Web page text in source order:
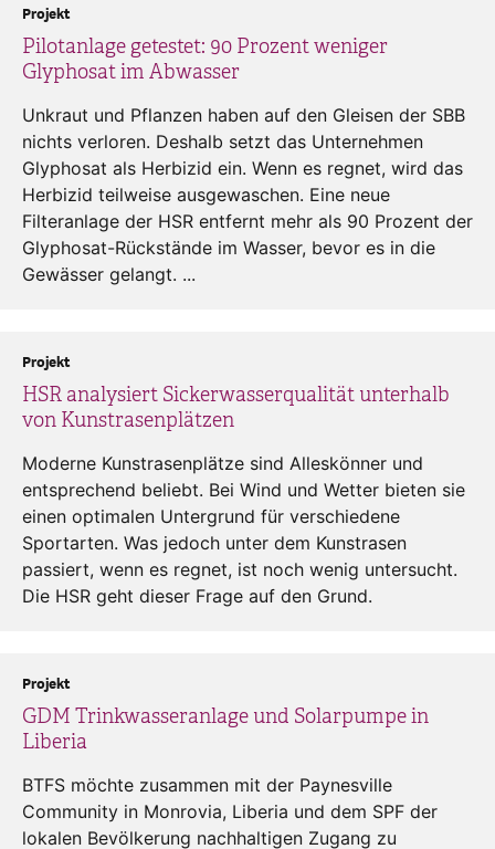
Pilotanlage getestet: 90 Prozent weniger
Glyphosat im Abwasser
Projekt
Unkraut und Pflanzen haben auf den Gleisen der SBB
nichts verloren. Deshalb setzt das Unternehmen
Glyphosat als Herbizid ein. Wenn es regnet, wird das
Herbizid teilweise ausgewaschen. Eine neue
Filteranlage der HSR entfernt mehr als 90 Prozent der
Glyphosat-Rückstände im Wasser, bevor es in die
Gewässer gelangt. ...
HSR analysiert Sickerwasserqualität unterhalb
von Kunstrasenplätzen
Projekt
Moderne Kunstrasenplätze sind Alleskönner und
entsprechend beliebt. Bei Wind und Wetter bieten sie
einen optimalen Untergrund für verschiedene
Sportarten. Was jedoch unter dem Kunstrasen
passiert, wenn es regnet, ist noch wenig untersucht.
Die HSR geht dieser Frage auf den Grund.
GDM Trinkwasseranlage und Solarpumpe in
Liberia
Projekt
BTFS möchte zusammen mit der Paynesville
Community in Monrovia, Liberia und dem SPF der
lokalen Bevölkerung nachhaltigen Zugang zu